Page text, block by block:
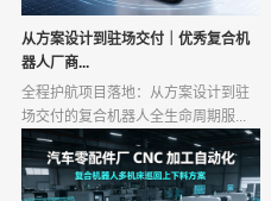
从方案设计到驻场交付｜优秀复合机
器人厂商...
全程护航项目落地：从方案设计到驻
场交付的复合机器人全生命周期服...